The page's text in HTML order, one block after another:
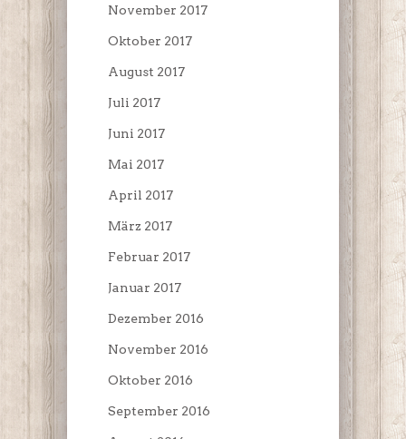
November 2017
Oktober 2017
August 2017
Juli 2017
Juni 2017
Mai 2017
April 2017
März 2017
Februar 2017
Januar 2017
Dezember 2016
November 2016
Oktober 2016
September 2016